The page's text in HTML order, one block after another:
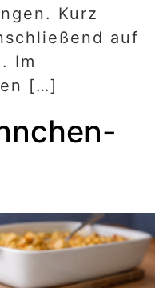
Kurz
auf
Im
[…]